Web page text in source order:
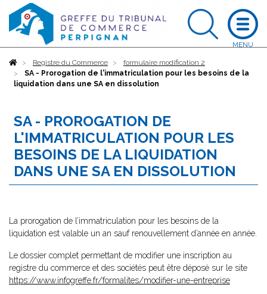
AccueilRegistre du Commerce
formulaire modification 2
SA - Prorogation de l'immatriculation pour les besoins de la
liquidation dans une SA en dissolution
SA - PROROGATION DE
L'IMMATRICULATION POUR LES
BESOINS DE LA LIQUIDATION
DANS UNE SA EN DISSOLUTION
La prorogation de l’immatriculation pour les besoins de la
liquidation est valable un an sauf renouvellement d’année en année.
Le dossier complet permettant de modifier une inscription au
registre du commerce et des sociétés peut être déposé sur le site
https://www.infogreffe.fr/formalites/modifier-une-entreprise